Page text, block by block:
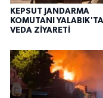
KEPSUT JANDARMA
KOMUTANI
VEDA ZİYARETİ